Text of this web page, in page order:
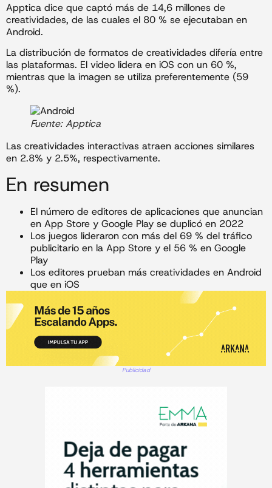
Apptica dice que captó más de 14,6 millones de
creatividades, de las cuales el 80 % se ejecutaban en
Android.
La distribución de formatos de creatividades difería entre
las plataformas. El video lidera en iOS con un 60 %,
mientras que la imagen se utiliza preferentemente (59
%).
Fuente: Apptica
Las creatividades interactivas atraen acciones similares
en 2.8% y 2.5%, respectivamente.
En resumen
El número de editores de aplicaciones que anuncian
en App Store y Google Play se duplicó en 2022
Los juegos lideraron con más del 69 % del tráfico
publicitario en la App Store y el 56 % en Google
Play
Los editores prueban más creatividades en Android
que en iOS
Publicidad